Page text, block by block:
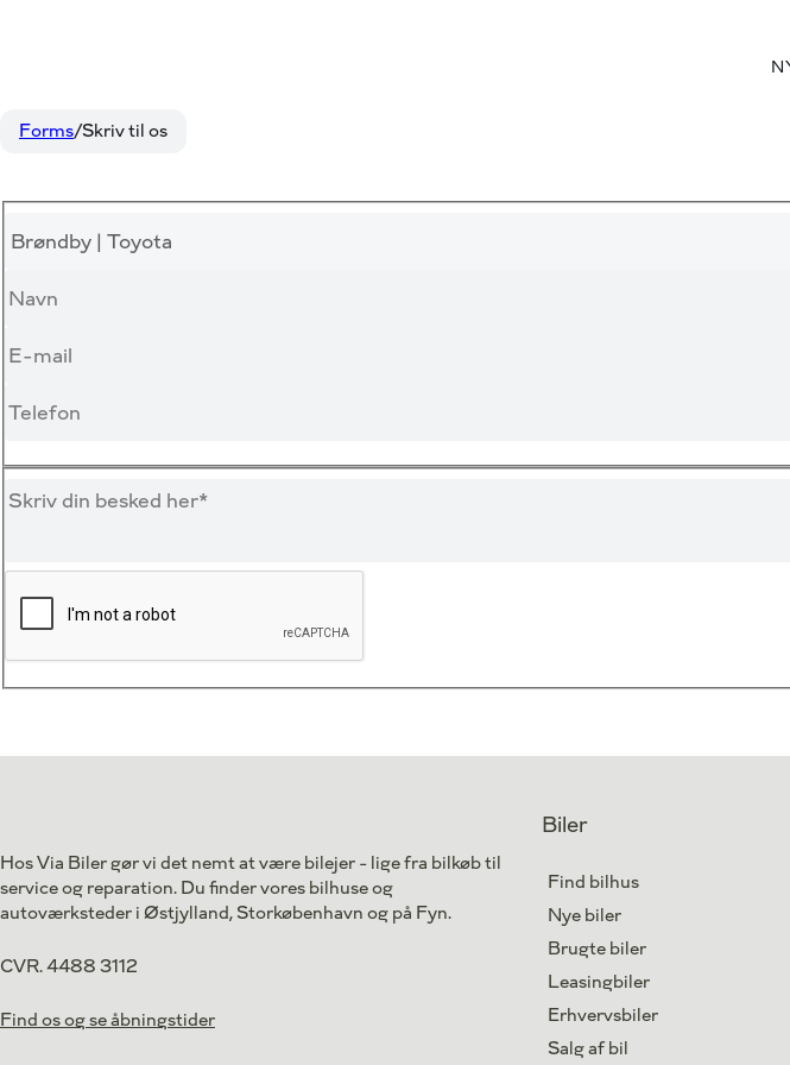
Forms Skriv til os
Hos Via Biler gør vi det nemt at være bilejer - lige fra bilkøb til
service og reparation. Du finder vores bilhuse og
autoværksteder i Østjylland, Storkøbenhavn og på Fyn.
CVR. 4488 3112
Find os og se åbningstider
Biler
Find bilhus
Nye biler
Brugte biler
Leasingbiler
Erhvervsbiler
Salg af bil